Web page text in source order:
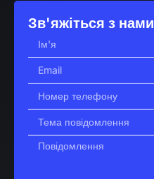
Зв'яжіться з нами